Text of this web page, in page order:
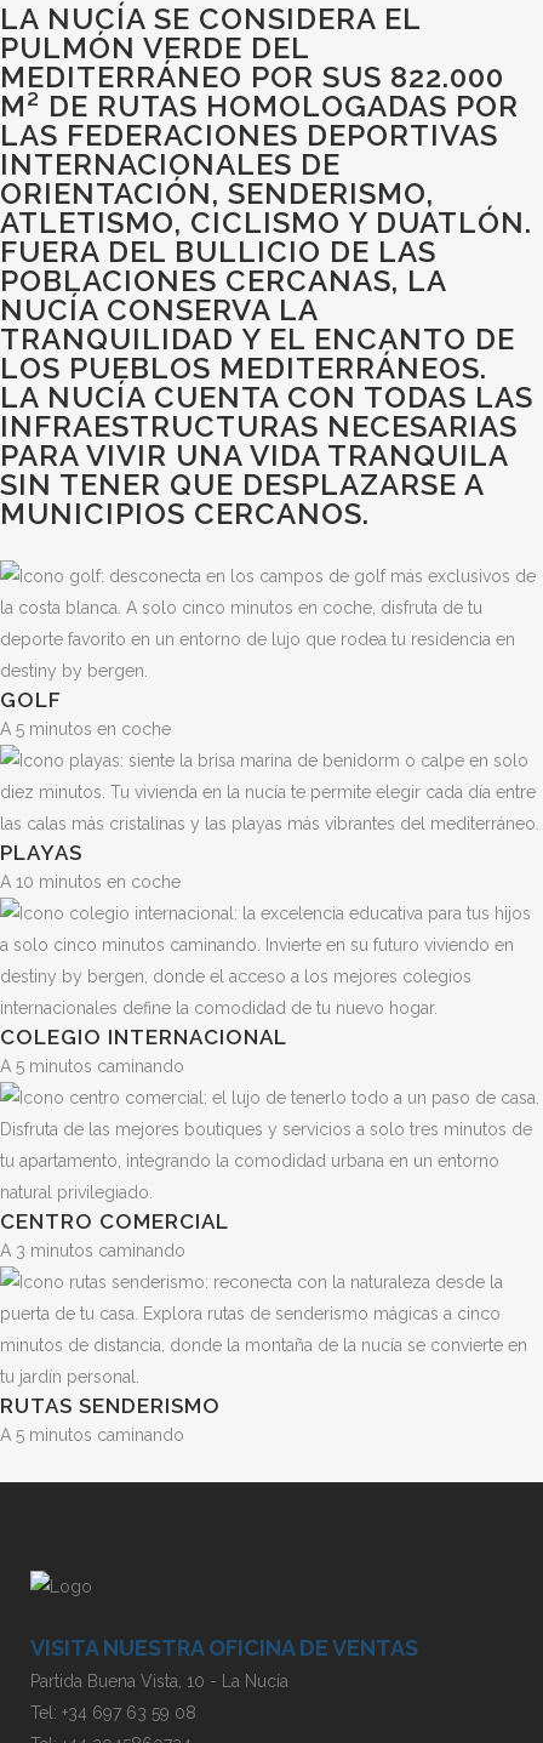
LA NUCÍA SE CONSIDERA EL
PULMÓN VERDE DEL
MEDITERRÁNEO POR SUS 822.000
M² DE RUTAS HOMOLOGADAS POR
LAS FEDERACIONES DEPORTIVAS
INTERNACIONALES DE
ORIENTACIÓN, SENDERISMO,
ATLETISMO, CICLISMO Y DUATLÓN.
FUERA DEL BULLICIO DE LAS
POBLACIONES CERCANAS, LA
NUCÍA CONSERVA LA
TRANQUILIDAD Y EL ENCANTO DE
LOS PUEBLOS MEDITERRÁNEOS.
LA NUCÍA CUENTA CON TODAS LAS
INFRAESTRUCTURAS NECESARIAS
PARA VIVIR UNA VIDA TRANQUILA
SIN TENER QUE DESPLAZARSE A
MUNICIPIOS CERCANOS.
GOLF
A 5 minutos en coche
PLAYAS
A 10 minutos en coche
COLEGIO INTERNACIONAL
A 5 minutos caminando
CENTRO COMERCIAL
A 3 minutos caminando
RUTAS SENDERISMO
A 5 minutos caminando
VISITA NUESTRA OFICINA DE VENTAS
Partida Buena Vista, 10 - La Nucía
Tel: +34 697 63 59 08